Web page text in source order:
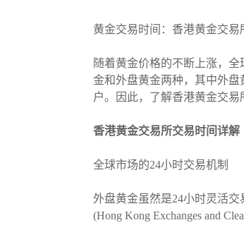
黄金交易时间：香港黄金交易
随着黄金价格的不断上涨，
金和外盘黄金两种，其中外
户。因此，了解香港黄金交
香港黄金交易所交易时间详解
全球市场的24小时交易机制
外盘黄金虽然是24小时灵活
(Hong Kong Exchanges and